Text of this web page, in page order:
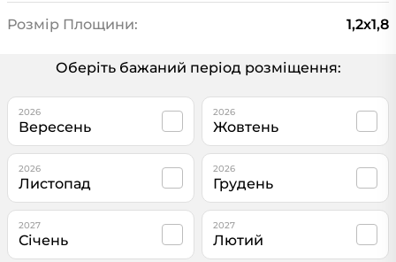
Розмір Площини: 1,2х1,8
Оберіть бажаний період розміщення:
2026
Вересень
2026
Жовтень
2026
Листопад
2026
Грудень
2027
Січень
2027
Лютий